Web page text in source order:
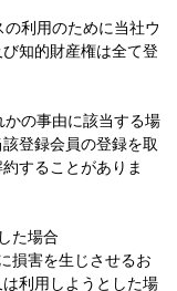
利用のために当社ウ
知的財産権は全て登
の事由に該当する場
登録会員の登録を取
することがありま
た場合
損害を生じさせるお
利用しようとした場